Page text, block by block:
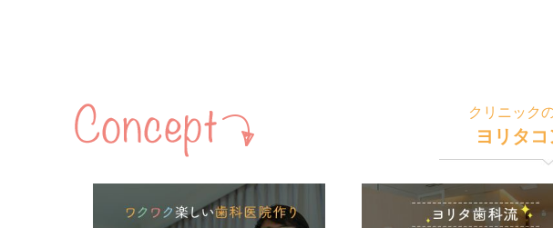
クリニック
ヨリタコ